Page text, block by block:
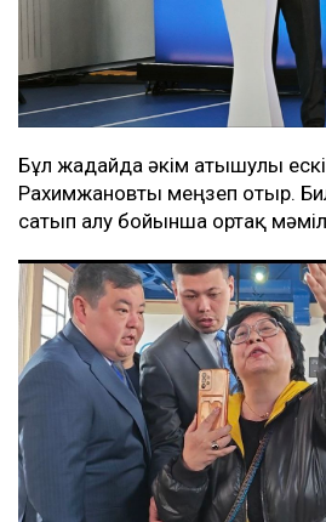
Бұл жағдайда әкім атышулы
Рахимжановты меңзеп отыр.
сатып алу бойынша ортақ